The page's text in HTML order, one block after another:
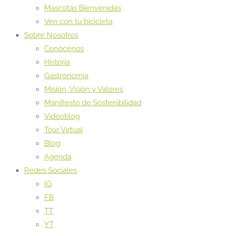
Mascotas Bienvenidas
Ven con tu bicicleta
Sobre Nosotros
Conócenos
Historia
Gastronomía
Misión, Visión y Valores
Manifiesto de Sostenibilidad
Videoblog
Tour Virtual
Blog
Agenda
Redes Sociales
IG
FB
TT
YT